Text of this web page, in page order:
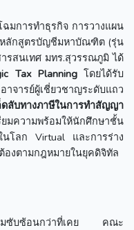
มการทำธุรกิจ การวางแผน
หลักสูตรบัญชีมหาบัณฑิต (รุ่น
รสนเทศ มทร.สุวรรณภูมิ ได้
Tax Planning โดยได้รับ
อาจารย์ผู้เชี่ยวชาญระดับแถว
ดลับทางภาษีในการทำสัญญา
มความพร้อมให้นักศึกษาชั้น
นโลก Virtual และการร่าง
องตามกฎหมายในยุคดิจิทัล
ามซับซ้อนกว่าที่เคย คณะ